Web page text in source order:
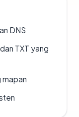
DNS
TXT yang